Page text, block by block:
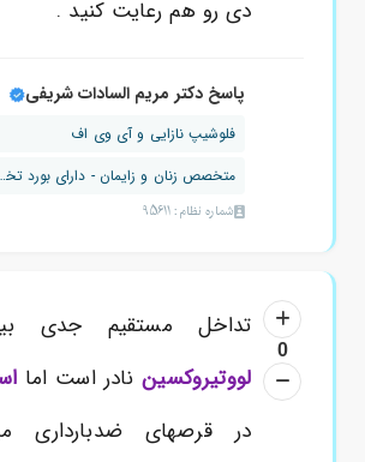
دی رو هم رعایت کنید .
پاسخ دکتر مریم السادات شریفی
فلوشیپ نازایی و آی وی اف
متخصص زنان و
شماره نظام: 95611
0
تداخل مستقیم جدی
لووتیروکسیننادر است اما
در قرصهای ضدبارداری